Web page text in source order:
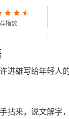
指数
进雄写给年轻人
拈来，说文解字